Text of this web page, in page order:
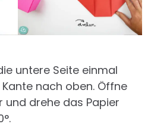
untere Seite einmal
nach oben. Öffne
und drehe das Papier